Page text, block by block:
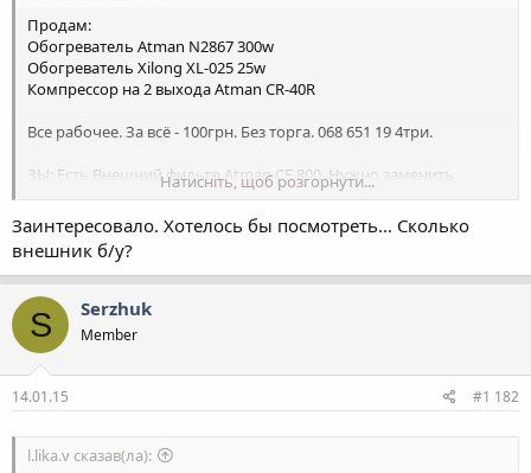
Продам:
Обогреватель Atman N2867 300w
Обогреватель Xilong XL-025 25w
Компрессор на 2 выхода Atman CR-40R
Все рабочее. За всё - 100грн. Без торга. 068 651 19 4три.
ЗЫ: Есть Внешний фильтр Atman CF 800. Нужно заменить
шланги и паралон. Предлагайте цену.
Натисніть, щоб розгорнути...
Заинтересовало. Хотелось бы посмотреть... Сколько
внешник б/у?
S Serzhuk
Member
14.01.15 #1 182
l.lika.v сказав(ла):